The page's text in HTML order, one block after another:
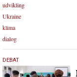
udvikling
Ukraine
klima
dialog
23.
februar
DEBAT